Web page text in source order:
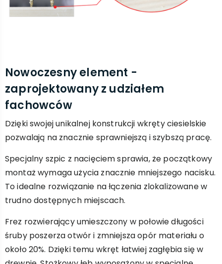
Nowoczesny element -
zaprojektowany z udziałem
fachowców
Dzięki swojej unikalnej konstrukcji wkręty ciesielskie
pozwalają na znacznie sprawniejszą i szybszą pracę.
Specjalny szpic z nacięciem sprawia, że początkowy
montaż wymaga użycia znacznie mniejszego nacisku.
To idealne rozwiązanie na łączenia zlokalizowane w
trudno dostępnych miejscach.
Frez rozwierający umieszczony w połowie długości
śruby poszerza otwór i zmniejsza opór materiału o
około 20%. Dzięki temu wkręt łatwiej zagłębia się w